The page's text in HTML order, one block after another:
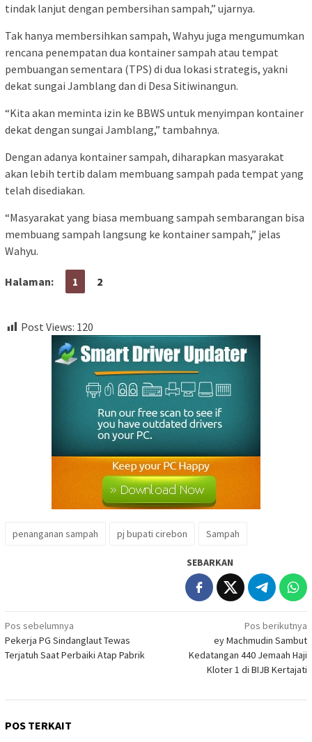
tindak lanjut dengan pembersihan sampah,” ujarnya.
Tak hanya membersihkan sampah, Wahyu juga mengumumkan
rencana penempatan dua kontainer sampah atau tempat
pembuangan sementara (TPS) di dua lokasi strategis, yakni
dekat sungai Jamblang dan di Desa Sitiwinangun.
“Kita akan meminta izin ke BBWS untuk menyimpan kontainer
dekat dengan sungai Jamblang,” tambahnya.
Dengan adanya kontainer sampah, diharapkan masyarakat
akan lebih tertib dalam membuang sampah pada tempat yang
telah disediakan.
“Masyarakat yang biasa membuang sampah sembarangan bisa
membuang sampah langsung ke kontainer sampah,” jelas
Wahyu.
Halaman: 1 2
Post Views: 120
penanganan sampah pj bupati cirebon Sampah
SEBARKAN
Navigasi
pos
Pos sebelumnya
Pekerja PG Sindanglaut Tewas
Terjatuh Saat Perbaiki Atap Pabrik
Pos berikutnya
ey Machmudin Sambut
Kedatangan 440 Jemaah Haji
Kloter 1 di BIJB Kertajati
POS TERKAIT